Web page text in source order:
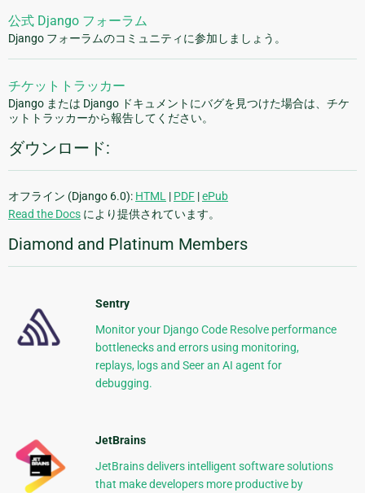
公式 Django フォーラム
Django フォーラムのコミュニティに参加しましょう。
チケットトラッカー
Django または Django ドキュメントにバグを見つけた場合は、チケ
ットトラッカーから報告してください。
ダウンロード:
オフライン (Django 6.0): HTML | PDF |ePub
Read the Docs により提供されています。
Diamond and Platinum Members
Sentry
Monitor your Django Code Resolve performance
bottlenecks and errors using monitoring,
replays, logs and Seer an AI agent for
debugging.
JetBrains
JetBrains delivers intelligent software solutions
that make developers more productive by